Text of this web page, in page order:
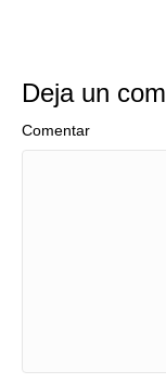
Deja un
Comentar